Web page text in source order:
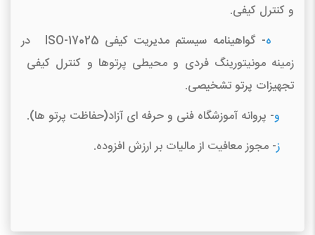
و کنترل کیفی.
ه
- گواهینامه سیستم مدیریت کیفی ISO-17025 در
زمینه مونیتورینگ فردی و محیطی پرتوها و کنترل کیفی
تجهیزات پرتو تشخیصی.
و- پروانه آموزشگاه فنی و حرفه ای آزاد(حفاظت پرتو ها).
ز- مجوز معافیت از مالیات بر ارزش افزوده.